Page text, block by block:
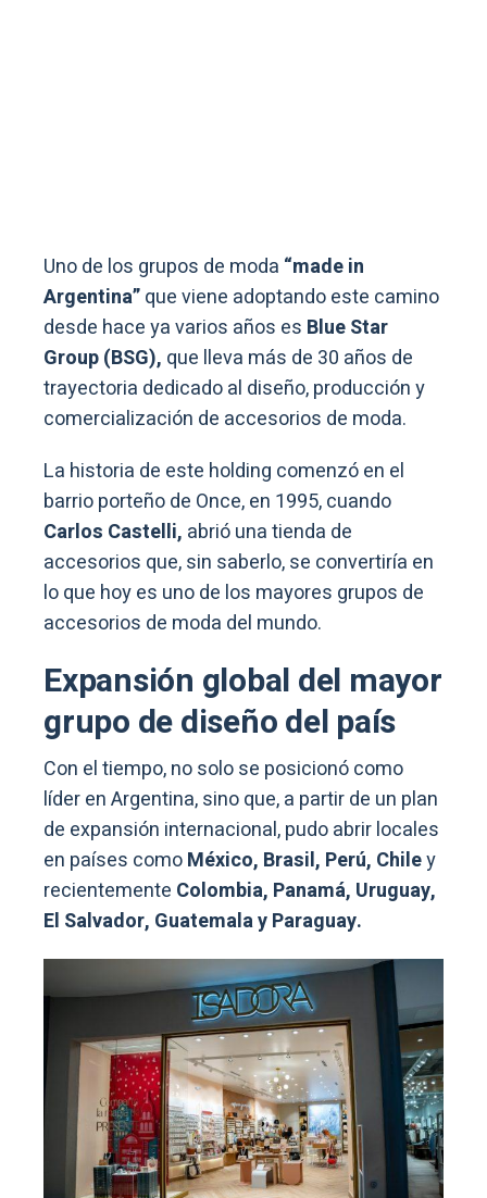
Uno de los grupos de moda “made in
Argentina”que viene adoptando este camino
desde hace ya varios años es Blue Star
Group (BSG), que lleva más de 30 años de
trayectoria dedicado al diseño, producción y
comercialización de accesorios de moda.
La historia de este holding comenzó en el
barrio porteño de Once, en 1995, cuando
Carlos Castelli, abrió una tienda de
accesorios que, sin saberlo, se convertiría en
lo que hoy es uno de los mayores grupos de
accesorios de moda del mundo.
Expansión global del mayor
grupo de diseño del país
Con el tiempo, no solo se posicionó como
líder en Argentina, sino que, a partir de un plan
de expansión internacional, pudo abrir locales
en países comoMéxico, Brasil, Perú, Chiley
recientemente Colombia, Panamá, Uruguay,
El Salvador, Guatemala y Paraguay.